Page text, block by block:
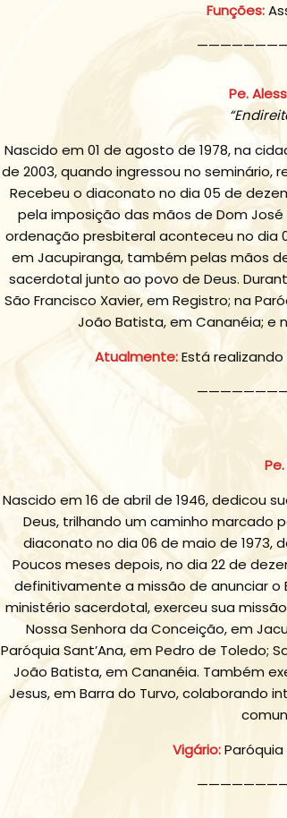
Funções:
Pe.
Nascido em 01 de agosto de 1978, na
de 2003, quando ingressou no
Recebeu o diaconato no dia 05 de
pela imposição das mãos de Dom José
ordenação presbiteral aconteceu no dia
em Jacupiranga, também pelas mãos
sacerdotal junto ao povo de Deus.
São Francisco Xavier, em Registro; na
João Batista, em Cananéia; e
Atualmente:Está
Nascido em 16 de abril de 1946, dedicou
Deus, trilhando um caminho marcado
diaconato no dia 06 de maio de 1973,
Poucos meses depois, no dia 22 de
definitivamente a missão de anunciar o
ministério sacerdotal, exerceu sua
Nossa Senhora da Conceição, em
Paróquia Sant’Ana, em Pedro de Toledo;
João Batista, em Cananéia. Também
Jesus, em Barra do Turvo, colaborando
Vigário: